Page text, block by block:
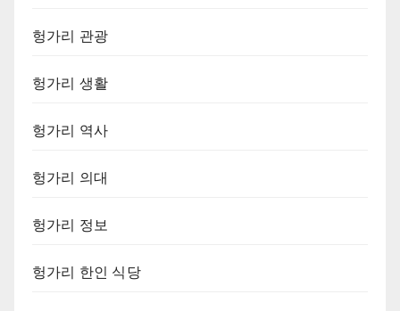
헝가리 관광
헝가리 생활
헝가리 역사
헝가리 의대
헝가리 정보
헝가리 한인 식당